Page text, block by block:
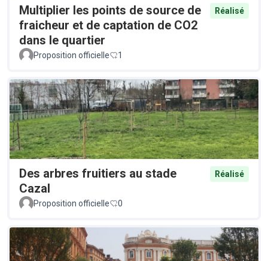
Multiplier les points de source de
fraicheur et de captation de CO2
dans le quartier
Réalisé
Proposition officielle 1
Des arbres fruitiers au stade
Cazal
Réalisé
Proposition officielle 0